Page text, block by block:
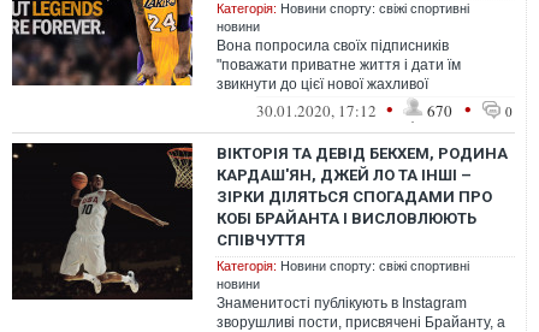
Категорія: Новини спорту: свіжі спортивні
новини
Вона попросила своїх підписників
"поважати приватне життя і дати їм
звикнути до цієї нової жахливої
реальності".
30.01.2020, 17:12 • 670 • 0
ВІКТОРІЯ ТА ДЕВІД БЕКХЕМ, РОДИНА
КАРДАШ'ЯН, ДЖЕЙ ЛО ТА ІНШІ –
ЗІРКИ ДІЛЯТЬСЯ СПОГАДАМИ ПРО
КОБІ БРАЙАНТА І ВИСЛОВЛЮЮТЬ
СПІВЧУТТЯ
Категорія: Новини спорту: свіжі спортивні
новини
Знаменитості публікують в Instagram
зворушливі пости, присвячені Брайанту, а